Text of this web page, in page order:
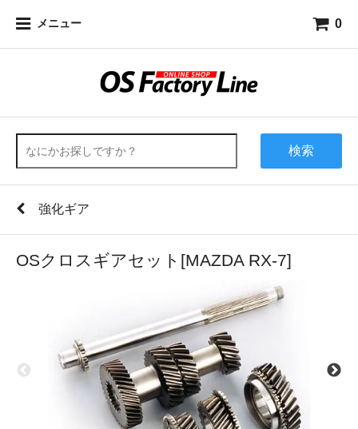
メニュー 0
検索
強化ギア
OSクロスギアセット[MAZDA RX-7]